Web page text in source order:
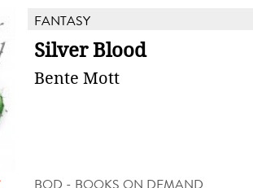
FANTASY
Silver Blood
Bente Mott